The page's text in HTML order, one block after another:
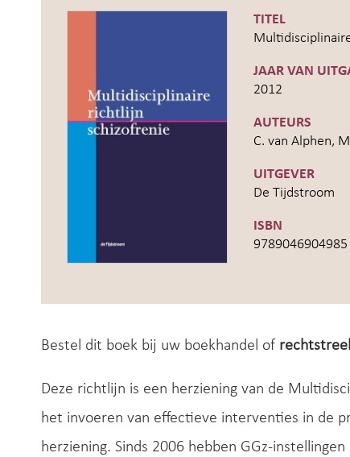
TITEL
JAAR VAN
2012
AUTEURS
C. van Alphen,
UITGEVER
De Tijdstroom
ISBN
9789046904985
Bestel dit boek bij uw boekhandel of
Deze richtlijn is een herziening van de
het invoeren van effectieve interventies in de
herziening. Sinds 2006 hebben GGz-